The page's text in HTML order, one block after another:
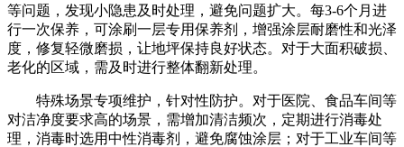
等问题，发现小隐患及时处理，避免问题扩大。每3-6个月进
行一次保养，可涂刷一层专用保养剂，增强涂层耐磨性和光泽
度，修复轻微磨损，让地坪保持良好状态。对于大面积破损、
老化的区域，需及时进行整体翻新处理。
特殊场景专项维护，针对性防护。对于医院、食品车间等
对洁净度要求高的场景，需增加清洁频次，定期进行消毒处
理，消毒时选用中性消毒剂，避免腐蚀涂层；对于工业车间等